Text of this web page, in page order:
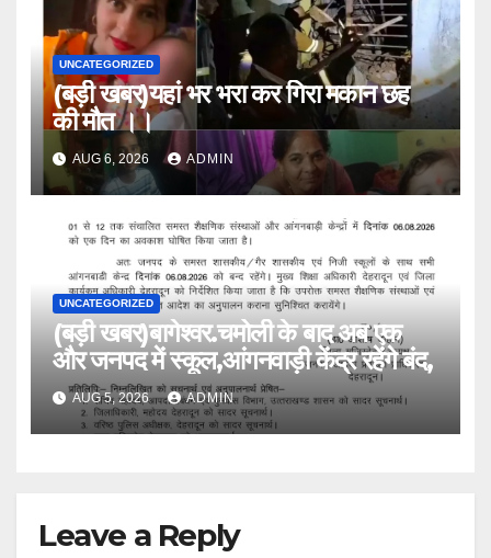
UNCATEGORIZED
(बड़ी खबर)यहां भर भरा कर गिरा मकान छह
की मौत ।।
AUG 6, 2026 ADMIN
UNCATEGORIZED
(बड़ी खबर)बागेश्वर.चमोली के बाद अब एक
और जनपद में स्कूल,आंगनवाड़ी केंद्र रहेंगे बंद,
AUG 5, 2026 ADMIN
Leave a Reply